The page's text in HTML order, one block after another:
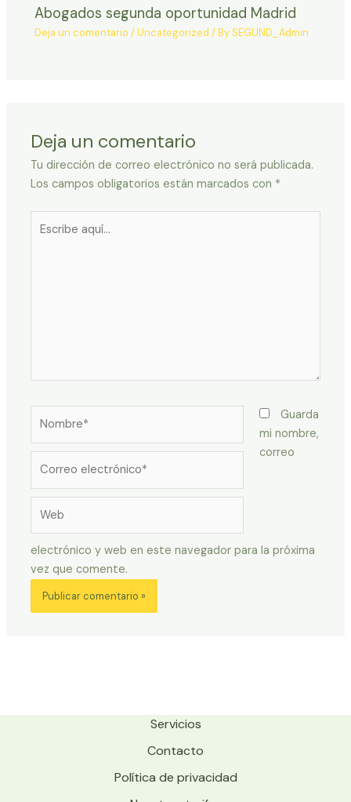
Abogados segunda oportunidad Madrid
Deja un comentario /Uncategorized / By SEGUND_Admin
Deja un comentario
Tu dirección de correo electrónico no será publicada.
Los campos obligatorios están marcados con *
aquí...
electrónico*
Guarda
mi nombre,
correo
electrónico y web en este navegador para la próxima
vez que comente.
Servicios
Contacto
Política de privacidad